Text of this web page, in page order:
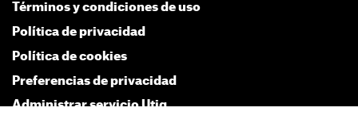
Términos y condiciones de uso
Política de privacidad
Política de cookies
Preferencias de privacidad
Administrar servicio Utiq